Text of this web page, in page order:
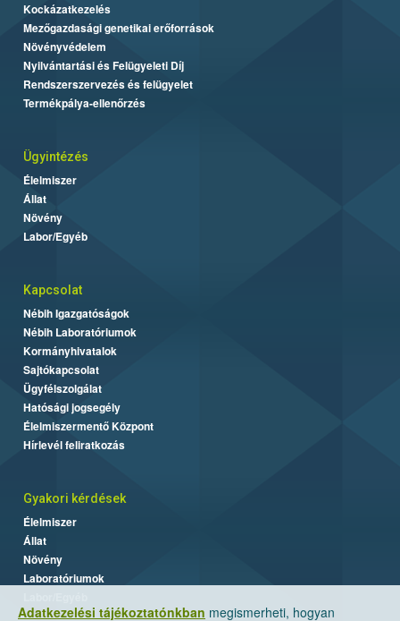
Adatkezelési tájékoztatónkban megismerheti, hogyan
Kockázatkezelés
Mezőgazdasági genetikai erőforrások
Növényvédelem
Nyilvántartási és Felügyeleti Díj
Rendszerszervezés és felügyelet
Termékpálya-ellenőrzés
Ügyintézés
Élelmiszer
Állat
Növény
Labor/Egyéb
Kapcsolat
Nébih Igazgatóságok
Nébih Laboratóriumok
Kormányhivatalok
Sajtókapcsolat
Ügyfélszolgálat
Hatósági jogsegély
Élelmiszermentő Központ
Hírlevél feliratkozás
Gyakori kérdések
Élelmiszer
Állat
Növény
Laboratóriumok